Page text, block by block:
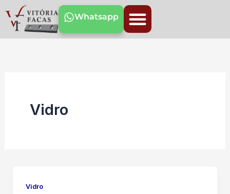
para
Whatsapp
Vidro
Vidro